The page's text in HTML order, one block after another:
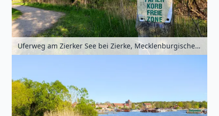
Uferweg am Zierker See bei Zierke, Mecklenburgische Seenplatte, Mecklenburg-Vorpommern, Deutschland